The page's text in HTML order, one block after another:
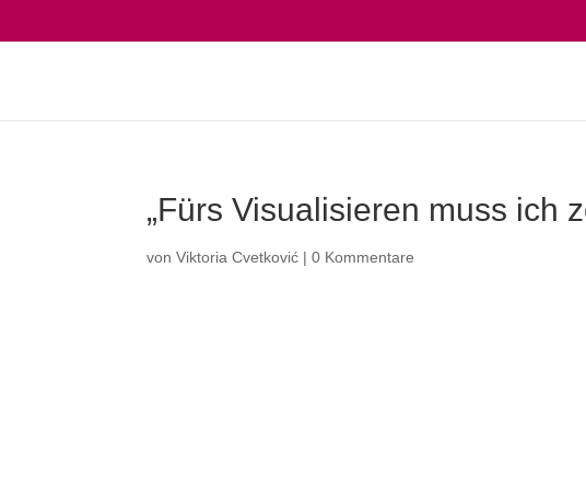
„Fürs Visualisieren muss ich
vonViktoria Cvetković |0 Kommentare